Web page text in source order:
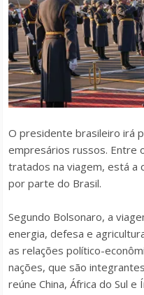
O presidente brasileiro irá
empresários russos. Entre
tratados na viagem, está a
por parte do Brasil.
Segundo Bolsonaro, a
energia, defesa e
as relações político-
nações, que são
reúne China, África do Sul e